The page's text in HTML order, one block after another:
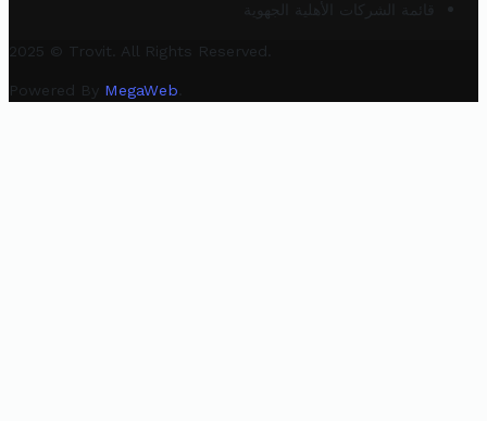
قائمة الشركات الأهلية الجهوية
2025 © Trovit. All Rights Reserved.
Powered By MegaWeb